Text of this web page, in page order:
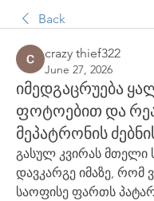
Back
crazy thief322
June 27, 2026
იმედგაცრუება
ფოტოებით და
მეპატრონის
გასულ კვირას მთელი
დავკარგე იმაზე, რომ
საოფისე ფართს